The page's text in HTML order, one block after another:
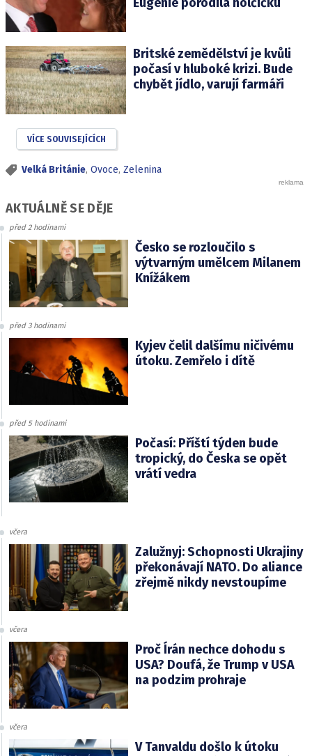
Britské zemědělství je kvůli
počasí v hluboké krizi. Bude
chybět jídlo, varují farmáři
VÍCE SOUVISEJÍCÍCH
Velká Británie, Ovoce, Zelenina
AKTUÁLNĚ SE DĚJE
před 2 hodinami
Česko se rozloučilo s
výtvarným umělcem Milanem
Knížákem
před 3 hodinami
Kyjev čelil dalšímu ničivému
útoku. Zemřelo i dítě
před 5 hodinami
Počasí: Příští týden bude
tropický, do Česka se opět
vrátí vedra
včera
Zalužnyj: Schopnosti Ukrajiny
překonávají NATO. Do aliance
zřejmě nikdy nevstoupíme
včera
Proč Írán nechce dohodu s
USA? Doufá, že Trump v USA
na podzim prohraje
včera
V Tanvaldu došlo k útoku